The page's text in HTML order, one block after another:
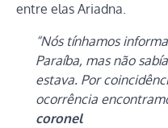
entre elas Ariadna.
“Nós tínhamos
Paraíba, mas não
estava. Por
ocorrência
coronel